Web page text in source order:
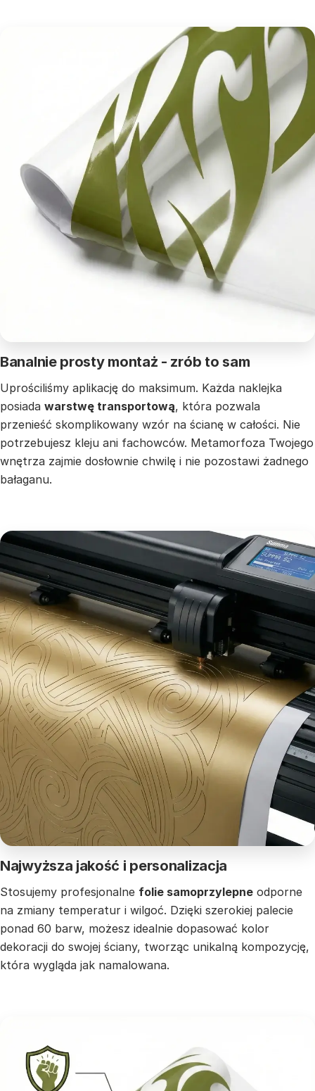
Banalnie prosty montaż - zrób to sam
Uprościliśmy aplikację do maksimum. Każda naklejka
posiada warstwę transportową, która pozwala
przenieść skomplikowany wzór na ścianę w całości. Nie
potrzebujesz kleju ani fachowców. Metamorfoza Twojego
wnętrza zajmie dosłownie chwilę i nie pozostawi żadnego
bałaganu.
Najwyższa jakość i personalizacja
Stosujemy profesjonalne folie samoprzylepne odporne
na zmiany temperatur i wilgoć. Dzięki szerokiej palecie
ponad 60 barw, możesz idealnie dopasować kolor
dekoracji do swojej ściany, tworząc unikalną kompozycję,
która wygląda jak namalowana.